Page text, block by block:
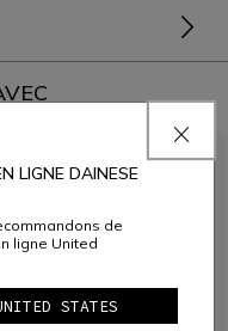
LIGNE DAINESE
de
ligne United
STATES